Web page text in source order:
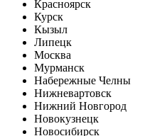
Красноярск
Курск
Кызыл
Липецк
Москва
Мурманск
Набережные Челны
Нижневартовск
Нижний Новгород
Новокузнецк
Новосибирск